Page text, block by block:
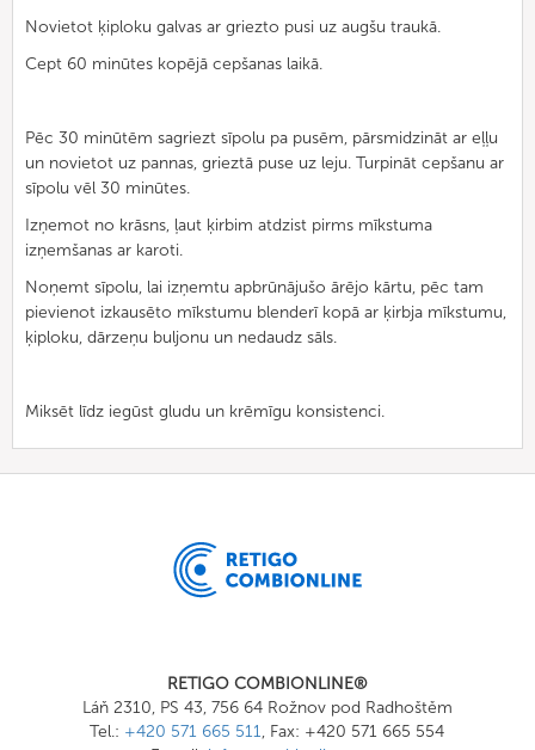
Novietot ķiploku galvas ar griezto pusi uz augšu traukā.
Cept 60 minūtes kopējā cepšanas laikā.
Pēc 30 minūtēm sagriezt sīpolu pa pusēm, pārsmidzināt ar eļļu
un novietot uz pannas, grieztā puse uz leju. Turpināt cepšanu ar
sīpolu vēl 30 minūtes.
Izņemot no krāsns, ļaut ķirbim atdzist pirms mīkstuma
izņemšanas ar karoti.
Noņemt sīpolu, lai izņemtu apbrūnājušo ārējo kārtu, pēc tam
pievienot izkausēto mīkstumu blenderī kopā ar ķirbja mīkstumu,
ķiploku, dārzeņu buljonu un nedaudz sāls.
Miksēt līdz iegūst gludu un krēmīgu konsistenci.
RETIGO COMBIONLINE®
Láň 2310, PS 43, 756 64 Rožnov pod Radhoštěm
Tel.: +420 571 665 511, Fax: +420 571 665 554